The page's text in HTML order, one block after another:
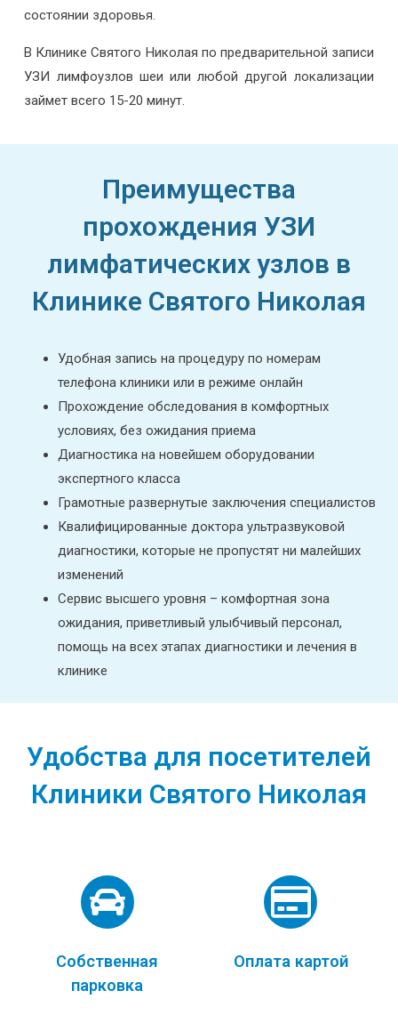
состоянии здоровья.
В Клинике Святого Николая по предварительной записи
УЗИ лимфоузлов шеи или любой другой локализации
займет всего 15-20 минут.
Преимущества
прохождения УЗИ
лимфатических узлов в
Клинике Святого Николая
Удобная запись на процедуру по номерам
телефона клиники или в режиме онлайн
Прохождение обследования в комфортных
условиях, без ожидания приема
Диагностика на новейшем оборудовании
экспертного класса
Грамотные развернутые заключения специалистов
Квалифицированные доктора ультразвуковой
диагностики, которые не пропустят ни малейших
изменений
Сервис высшего уровня – комфортная зона
ожидания, приветливый улыбчивый персонал,
помощь на всех этапахдиагностики и лечения в
клинике
Удобства для посетителей
Клиники Святого Николая
Собственная
парковка
Оплата картой